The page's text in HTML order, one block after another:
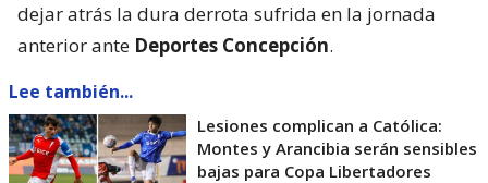
dejar atrás la dura derrota sufrida en la jornada
anterior ante Deportes Concepción.
Lee también...
Lesiones complican a Católica:
Montes y Arancibia serán sensibles
bajas para Copa Libertadores